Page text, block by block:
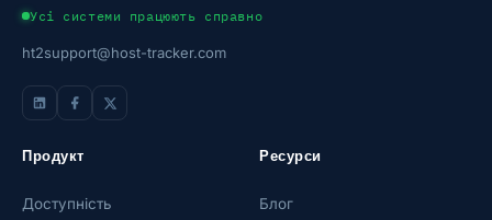
Усі системи працюють справно
ht2support@host-tracker.com
Продукт
Доступність
Ресурси
Блог